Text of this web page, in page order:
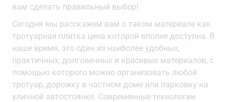
вам сделать правильный выбор!
Сегодня мы расскажем вам о таком материале как
тротуарная плитка цена которой вполне доступна. В
наше время, это один из наиболее удобных,
практичных, долговечных и красивых материалов, с
помощью которого можно организовать любой
тротуар, дорожку в частном доме или парковку на
уличной автостоянке. Современные технологии